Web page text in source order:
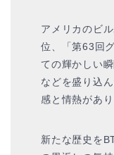
アメリカのビ
位、「第63回
ての輝かしい
などを盛り込
感と情熱があり
新たな歴史を